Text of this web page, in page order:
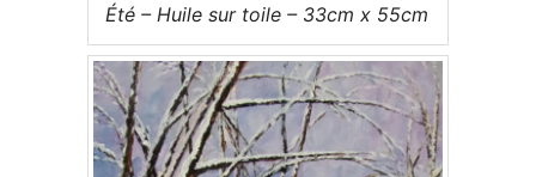
Été – Huile sur toile – 33cm x 55cm